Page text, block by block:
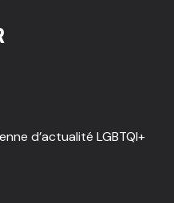
d’actualité LGBTQI+